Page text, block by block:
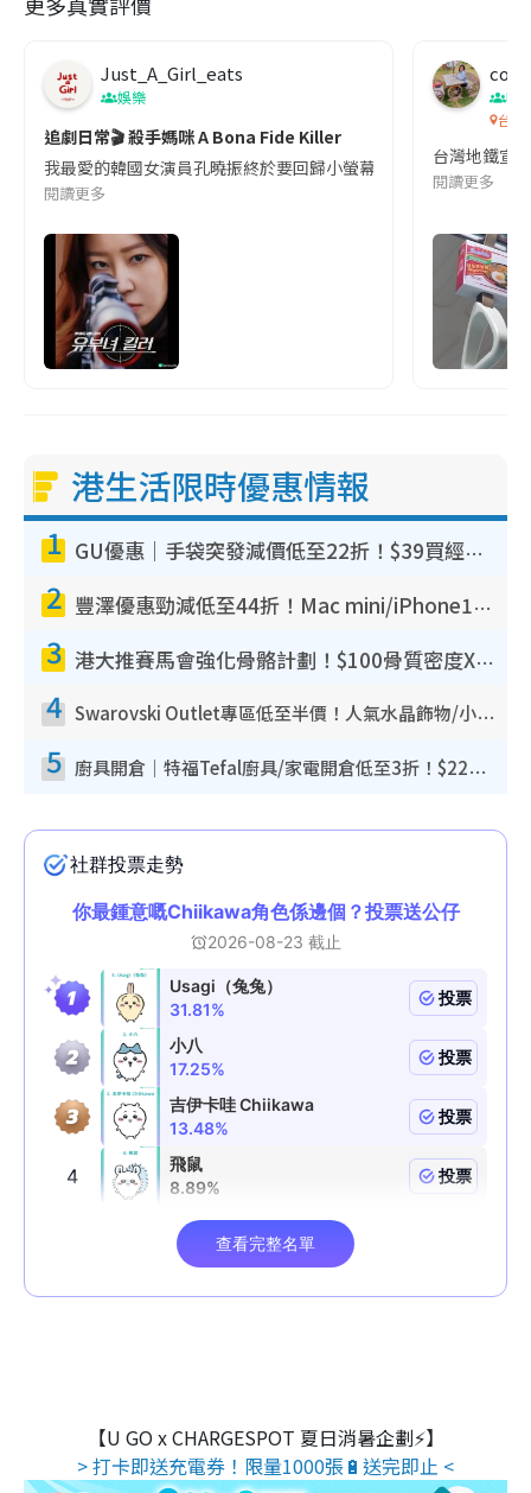
Just_A_Girl_eats
娛樂
追劇日常🎬 殺手媽咪 A Bona Fide Killer
我最愛的韓國女演員孔曉振終於要回歸小螢幕啦!這次的劇本改編
閱讀更多
co
吹
台灣
台灣地鐵宣
閱讀更多
港生活限時優惠情報
1 GU優惠｜手袋突發減價低至22折！$39買經典波士頓包/餃子袋！飾物同步減價$29起！
2 豐澤優惠勁減低至44折！Mac mini/iPhone17Pro大減價！廚房家電$220起
3 港大推賽馬會強化骨骼計劃！$100骨質密度X光檢查 完成免費運動訓練送超市禮券！附參加資格
4 Swarovski Outlet專區低至半價！人氣水晶飾物/小擺設$138起！迪士尼款/水晶高跟鞋都有平
5 廚具開倉｜特福Tefal廚具/家電開倉低至3折！$220起買平底鍋/炒鑊/湯煲！電飯煲/吸塵機/燙斗$418起
【U GO x CHARGESPOT 夏日消暑企劃⚡】
> 打卡即送充電券！限量1000張🔋送完即止 <